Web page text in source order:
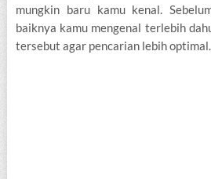
mungkin baru kamu kenal.
baiknya kamu mengenal terlebih
tersebut agar pencarian lebih optimal.